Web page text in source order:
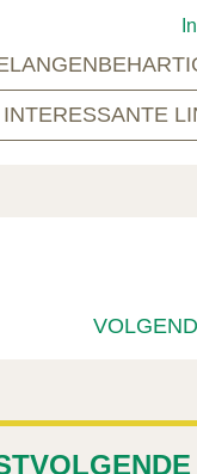
INTERESSANTE